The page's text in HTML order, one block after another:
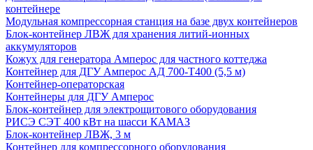
контейнере
Модульная компрессорная станция на базе двух контейнеров
Блок-контейнер ЛВЖ для хранения литий-ионных
аккумуляторов
Кожух для генератора Амперос для частного коттеджа
Контейнер для ДГУ Амперос АД 700-Т400 (5,5 м)
Контейнер-операторская
Контейнеры для ДГУ Амперос
Блок-контейнер для электрощитового оборудования
РИСЭ СЭТ 400 кВт на шасси КАМАЗ
Блок-контейнер ЛВЖ, 3 м
Контейнер для компрессорного оборудования